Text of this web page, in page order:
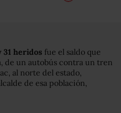
31 heridos fue el saldo que
de un autobús contra un tren
al norte del estado,
de esa población,